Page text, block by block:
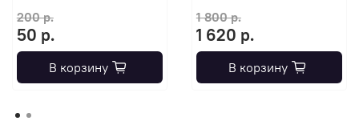
200 р.
50 р.
В корзину
1 800 р.
1 620 р.
В корзину